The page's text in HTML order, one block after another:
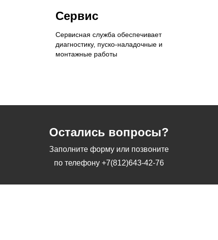
Сервис
Сервисная служба обеспечивает
диагностику, пуско-наладочные и
монтажные работы
Остались вопросы?
Заполните форму или позвоните
по телефону +7(812)643-42-76